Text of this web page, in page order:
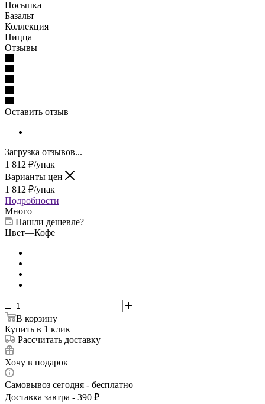
Посыпка
Базальт
Коллекция
Ницца
Отзывы
Оставить отзыв
Загрузка отзывов...
1 812 ₽/упак
Варианты цен
1 812 ₽/упак
Подробности
Много
Нашли дешевле?
Цвет—Кофе
В корзину
Купить в 1 клик
Рассчитать доставку
Хочу в подарок
Самовывоз сегодня - бесплатно
Доставка завтра - 390 ₽